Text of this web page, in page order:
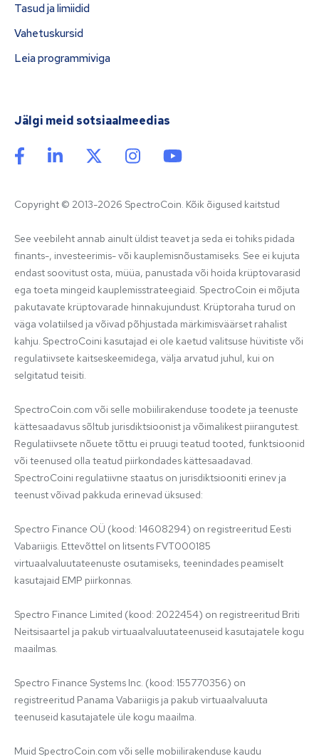
Tasud ja limiidid
Vahetuskursid
Leia programmiviga
Jälgi meid sotsiaalmeedias
Copyright © 2013-2026 SpectroCoin. Kõik õigused kaitstud
See veebileht annab ainult üldist teavet ja seda ei tohiks pidada
finants-, investeerimis- või kauplemisnõustamiseks. See ei kujuta
endast soovitust osta, müüa, panustada või hoida krüptovarasid
ega toeta mingeid kauplemisstrateegiaid. SpectroCoin ei mõjuta
pakutavate krüptovarade hinnakujundust. Krüptoraha turud on
väga volatiilsed ja võivad põhjustada märkimisväärset rahalist
kahju. SpectroCoini kasutajad ei ole kaetud valitsuse hüvitiste või
regulatiivsete kaitseskeemidega, välja arvatud juhul, kui on
selgitatud teisiti.
SpectroCoin.com või selle mobiilirakenduse toodete ja teenuste
kättesaadavus sõltub jurisdiktsioonist ja võimalikest piirangutest.
Regulatiivsete nõuete tõttu ei pruugi teatud tooted, funktsioonid
või teenused olla teatud piirkondades kättesaadavad.
SpectroCoini regulatiivne staatus on jurisdiktsiooniti erinev ja
teenust võivad pakkuda erinevad üksused:
Spectro Finance OÜ (kood: 14608294) on registreeritud Eesti
Vabariigis. Ettevõttel on litsents FVT000185
virtuaalvaluutateenuste osutamiseks, teenindades peamiselt
kasutajaid EMP piirkonnas.
Spectro Finance Limited (kood: 2022454) on registreeritud Briti
Neitsisaartel ja pakub virtuaalvaluutateenuseid kasutajatele kogu
maailmas.
Spectro Finance Systems Inc. (kood: 155770356) on
registreeritud Panama Vabariigis ja pakub virtuaalvaluuta
teenuseid kasutajatele üle kogu maailma.
Muid SpectroCoin.com või selle mobiilirakenduse kaudu